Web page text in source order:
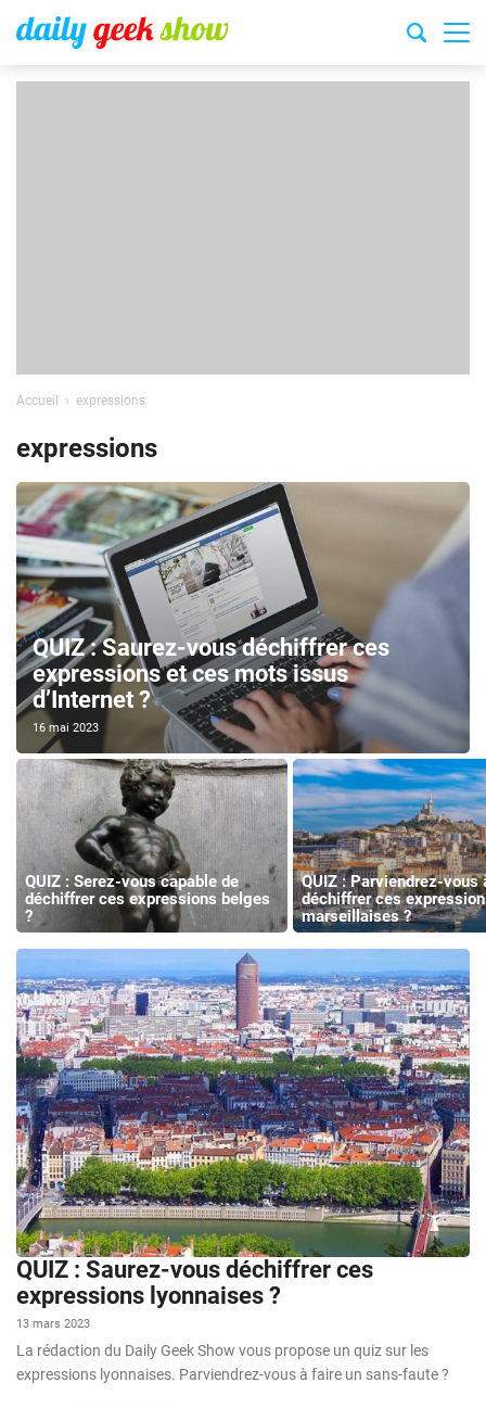
Accueil expressions
expressions
QUIZ : Saurez-vous déchiffrer ces
expressions et ces mots issus
d’Internet ?
16 mai 2023
QUIZ : Serez-vous capable de
déchiffrer ces expressions belges
?
QUIZ : Parviendrez-vous
déchiffrer ces
marseillaises ?
QUIZ : Saurez-vous déchiffrer ces
expressions lyonnaises ?
13 mars 2023
La rédaction du Daily Geek Show vous propose un quiz sur les
expressions lyonnaises. Parviendrez-vous à faire un sans-faute ?